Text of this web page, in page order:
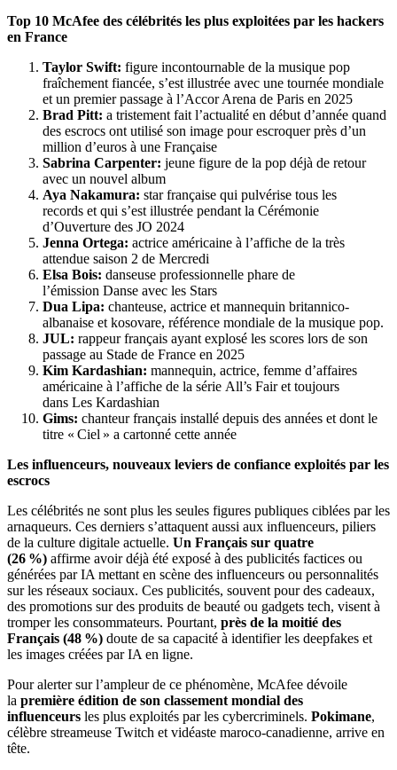
Top 10 McAfee des célébrités les plus exploitées par les hackers
en France
Taylor Swift: figure incontournable de la musique pop
fraîchement fiancée, s’est illustrée avec une tournée mondiale
et un premier passage à l’Accor Arena de Paris en 2025
Brad Pitt: a tristement fait l’actualité en début d’année quand
des escrocs ont utilisé son image pour escroquer près d’un
million d’euros à une Française
Sabrina Carpenter: jeune figure de la pop déjà de retour
avec un nouvel album
Aya Nakamura: star française qui pulvérise tous les
records et qui s’est illustrée pendant la Cérémonie
d’Ouverture des JO 2024
Jenna Ortega: actrice américaine à l’affiche de la très
attendue saison 2 de Mercredi
Elsa Bois: danseuse professionnelle phare de
l’émission Danse avec les Stars
Dua Lipa: chanteuse, actrice et mannequin britannico-
albanaise et kosovare, référence mondiale de la musique pop.
JUL: rappeur français ayant explosé les scores lors de son
passage au Stade de France en 2025
Kim Kardashian: mannequin, actrice, femme d’affaires
américaine à l’affiche de la série All’s Fair et toujours
dans Les Kardashian
Gims: chanteur français installé depuis des années et dont le
titre « Ciel » a cartonné cette année
Les influenceurs, nouveaux leviers de confiance exploités par les
escrocs
Les célébrités ne sont plus les seules figures publiques ciblées par les
arnaqueurs. Ces derniers s’attaquent aussi aux influenceurs, piliers
de la culture digitale actuelle. Un Français sur quatre
(26 %) affirme avoir déjà été exposé à des publicités factices ou
générées par IA mettant en scène des influenceurs ou personnalités
sur les réseaux sociaux. Ces publicités, souvent pour des cadeaux,
des promotions sur des produits de beauté ou gadgets tech, visent à
tromper les consommateurs. Pourtant, près de la moitié des
Français (48 %) doute de sa capacité à identifier les deepfakes et
les images créées par IA en ligne.
Pour alerter sur l’ampleur de ce phénomène, McAfee dévoile
la première édition de son classement mondial des
influenceurs les plus exploités par les cybercriminels. Pokimane,
célèbre streameuse Twitch et vidéaste maroco-canadienne, arrive en
tête.